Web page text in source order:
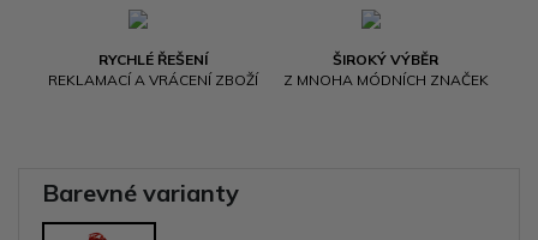
RYCHLÉ ŘEŠENÍ
REKLAMACÍ A VRÁCENÍ ZBOŽÍ
ŠIROKÝ VÝBĚR
Z MNOHA MÓDNÍCH ZNAČEK
Barevné varianty